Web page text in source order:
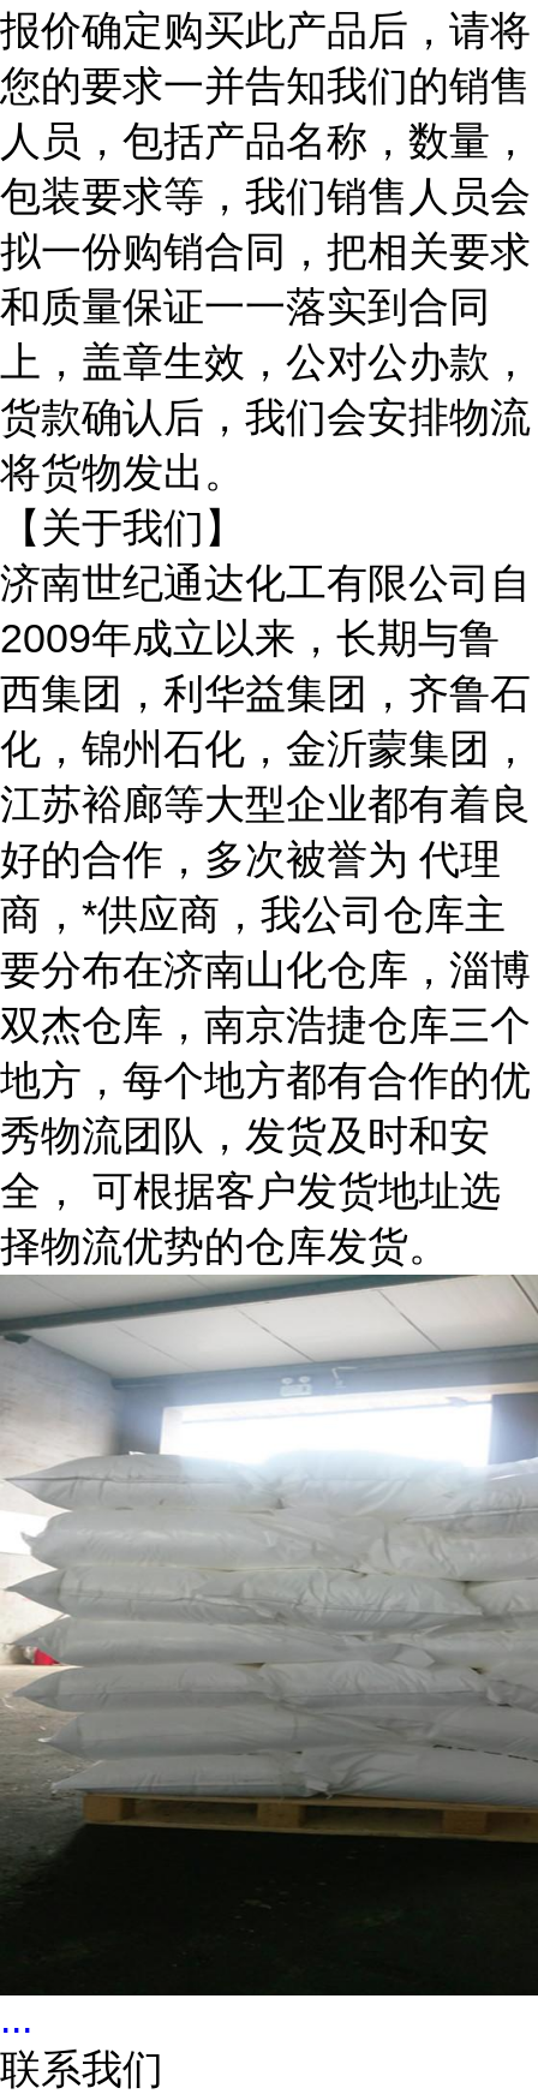
报价确定购买此产品后，请将
您的要求一并告知我们的销售
人员，包括产品名称，数量，
包装要求等，我们销售人员会
拟一份购销合同，把相关要求
和质量保证一一落实到合同
上，盖章生效，公对公办款，
货款确认后，我们会安排物流
将货物发出。
【关于我们】
济南世纪通达化工有限公司自
2009年成立以来，长期与鲁
西集团，利华益集团，齐鲁石
化，锦州石化，金沂蒙集团，
江苏裕廊等大型企业都有着良
好的合作，多次被誉为 代理
商，*供应商，我公司仓库主
要分布在济南山化仓库，淄博
双杰仓库，南京浩捷仓库三个
地方，每个地方都有合作的优
秀物流团队，发货及时和安
全， 可根据客户发货地址选
择物流优势的仓库发货。
...
联系我们